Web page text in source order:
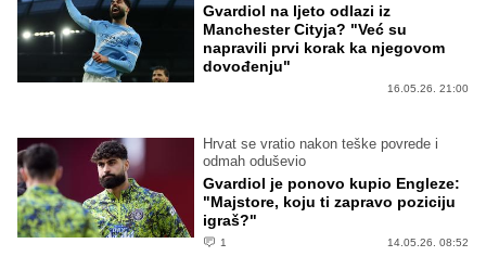
Gvardiol na ljeto odlazi iz
Manchester Cityja? "Već su
napravili prvi korak ka njegovom
dovođenju"
16.05.26. 21:00
Hrvat se vratio nakon teške povrede i
odmah oduševio
Gvardiol je ponovo kupio Engleze:
"Majstore, koju ti zapravo poziciju
igraš?"
1 14.05.26. 08:52